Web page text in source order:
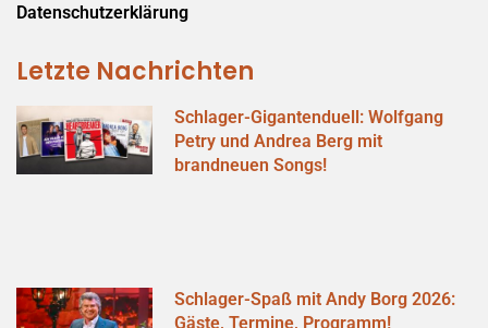
Datenschutzerklärung
Letzte Nachrichten
Schlager-Gigantenduell: Wolfgang
Petry und Andrea Berg mit
brandneuen Songs!
Schlager-Spaß mit Andy Borg 2026:
Gäste, Termine, Programm!